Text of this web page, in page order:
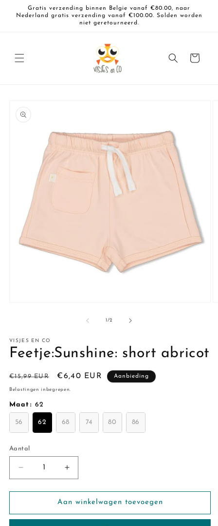
naar de
content
Gratis verzending binnen Belgie vanaf €80.00, naar
Nederland gratis verzending vanaf €100.00. Solden worden
niet geretourneerd.
Winkelwagen
1/van
2
VISJES EN CO
Feetje:Sunshine: short abricot
Normale
prijs
€15,99 EUR Aanbiedingsprijs
€6,40 EUR Aanbieding
Belastingen inbegrepen.
Maat : 62
56 62 68 74 80 86
Aantal
Aantal
Aantal
verlagen
voor
Feetje:Sunshine:
short
Aantal
verhogen
voor
Feetje:Sunshine:
short
Aan winkelwagen toevoegen